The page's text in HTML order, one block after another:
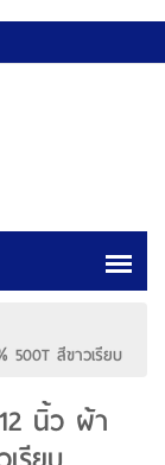
สีขาวเรียบ
นิ้ว ผ้า